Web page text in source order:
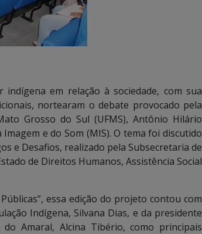
em relação à sociedade, com sua
nortearam o debate provocado pela
Grosso do Sul (UFMS), Antônio Hilário
e do Som (MIS). O tema foi discutido
e Desafios, realizado pela Subsecretaria de
de Direitos Humanos, Assistência Social
essa edição do projeto contou com
Indígena, Silvana Dias, e da presidente
Amaral, Alcina Tibério, como principais